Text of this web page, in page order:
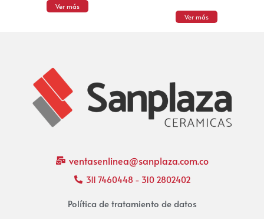
Ver más
Ver más
ventasenlinea@sanplaza.com.co
311 7460448 - 310 2802402
Política de tratamiento de datos